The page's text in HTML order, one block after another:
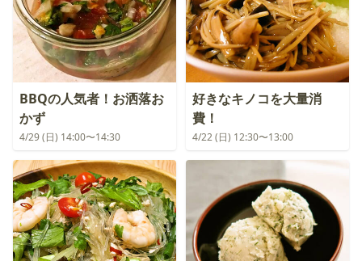
BBQの人気者！お洒落お
かず
4/29 (日) 14:00〜14:30
好きなキノコを大量消
費！
4/22 (日) 12:30〜13:00